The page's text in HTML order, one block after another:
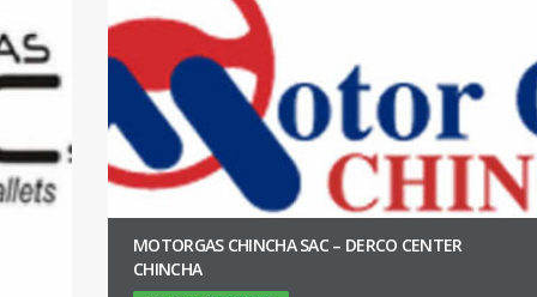
MOTORGAS CHINCHA SAC – DERCO CENTER